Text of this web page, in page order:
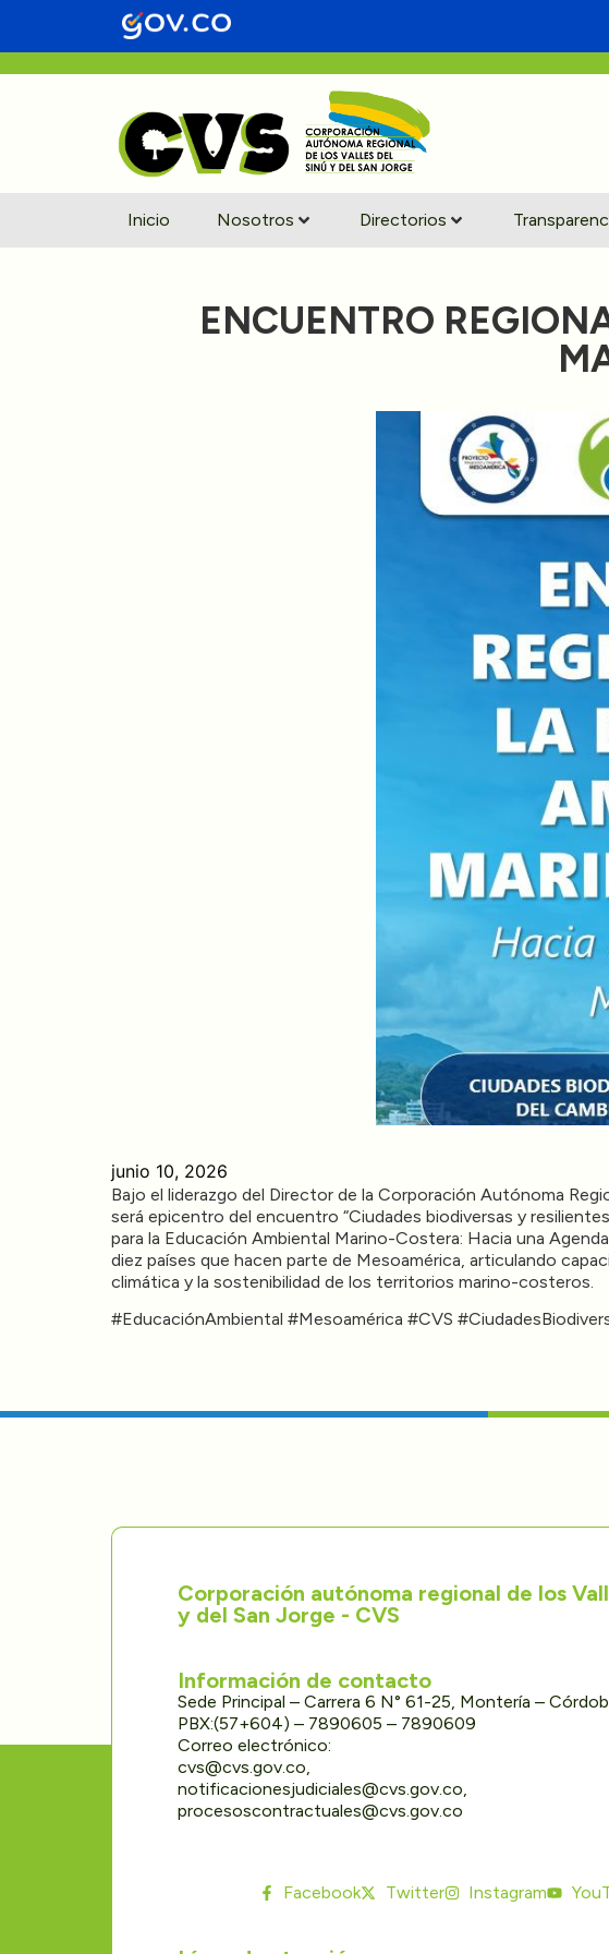
Inicio Nosotros Directorios
ENCUENTRO
junio 10, 2026
Bajo el liderazgo del Director de la Corporación Autónoma
será epicentro del encuentro “Ciudades biodiversas y
para la Educación Ambiental Marino-Costera: Hacia una
diez países que hacen parte de Mesoamérica, articulando
climática y la sostenibilidad de los territorios marino-costeros.
#EducaciónAmbiental #Mesoamérica #CVS
Corporación autónoma regional de los
y del San Jorge - CVS
Información de contacto
Sede Principal – Carrera 6 N° 61-25, Montería –
PBX:(57+604) – 7890605 – 7890609
Correo electrónico:
cvs@cvs.gov.co,
notificacionesjudiciales@cvs.gov.co,
procesoscontractuales@cvs.gov.co
Facebook Twitter Instagram